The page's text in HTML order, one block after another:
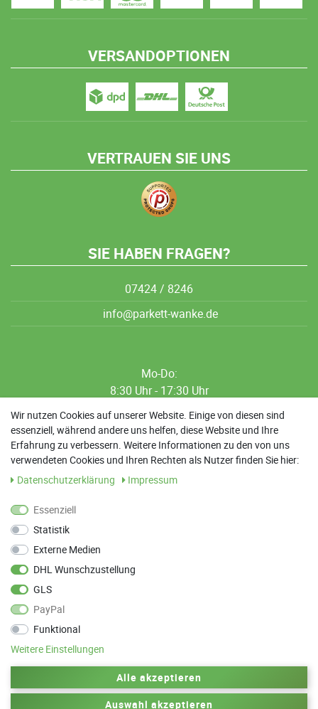
VERSANDOPTIONEN
VERTRAUEN SIE UNS
SIE HABEN FRAGEN?
07424 / 8246
info@parkett-wanke.de
Mo-Do:
8:30 Uhr - 17:30 Uhr
8:30 Uhr - 12:00 Uhr
13:00 Uhr - 17:30 Uhr
Sa: 9:00 Uhr - 13:00 Uhr
Parkett Wanke
Zurück zum Anfang
Wir nutzen Cookies auf unserer Website. Einige von diesen sind
essenziell, während andere uns helfen, diese Website und Ihre
Erfahrung zu verbessern. Weitere Informationen zu den von uns
verwendeten Cookies und Ihren Rechten als Nutzer finden Sie hier:
Daten­schutz­erklärung
Impressum
Essenziell
Statistik
Externe Medien
DHL Wunschzustellung
GLS
PayPal
Funktional
Weitere Einstellungen
Alle akzeptieren
Auswahl akzeptieren